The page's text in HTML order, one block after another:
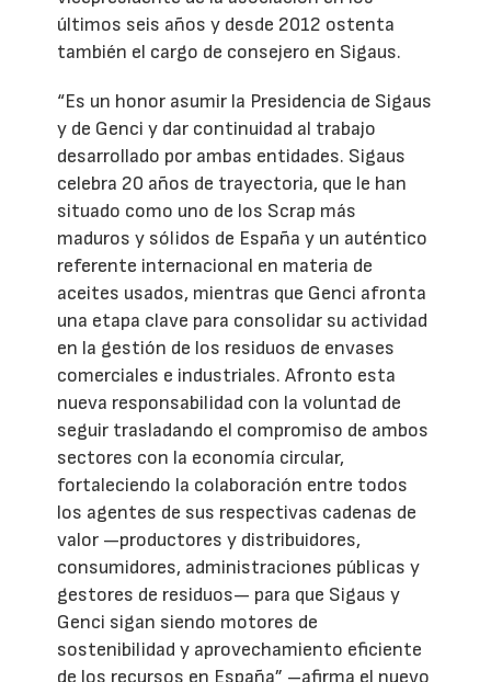
últimos seis años y desde 2012 ostenta
también el cargo de consejero en Sigaus.
“Es un honor asumir la Presidencia de Sigaus
y de Genci y dar continuidad al trabajo
desarrollado por ambas entidades. Sigaus
celebra 20 años de trayectoria, que le han
situado como uno de los Scrap más
maduros y sólidos de España y un auténtico
referente internacional en materia de
aceites usados, mientras que Genci afronta
una etapa clave para consolidar su actividad
en la gestión de los residuos de envases
comerciales e industriales. Afronto esta
nueva responsabilidad con la voluntad de
seguir trasladando el compromiso de ambos
sectores con la economía circular,
fortaleciendo la colaboración entre todos
los agentes de sus respectivas cadenas de
valor —productores y distribuidores,
consumidores, administraciones públicas y
gestores de residuos— para que Sigaus y
Genci sigan siendo motores de
sostenibilidad y aprovechamiento eficiente
de los recursos en España” –afirma el nuevo